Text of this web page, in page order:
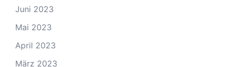
Juni 2023
Mai 2023
April 2023
März 2023